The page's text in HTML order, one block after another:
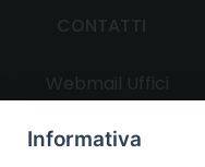
Informativa